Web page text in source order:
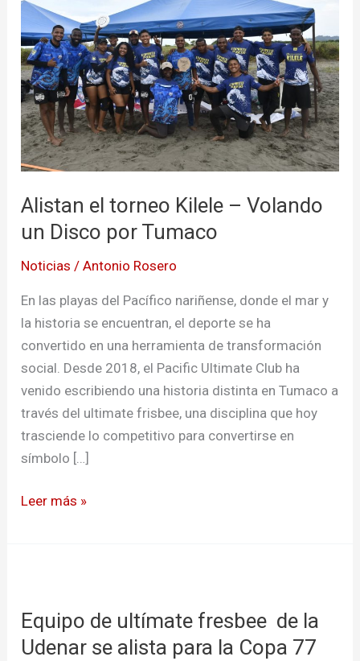
Alistan el torneo Kilele – Volando
un Disco por Tumaco
Noticias /Antonio Rosero
En las playas del Pacífico nariñense, donde el mar y
la historia se encuentran, el deporte se ha
convertido en una herramienta de transformación
social. Desde 2018, el Pacific Ultimate Club ha
venido escribiendo una historia distinta en Tumaco a
través del ultimate frisbee, una disciplina que hoy
trasciende lo competitivo para convertirse en
símbolo […]
torneo
Kilele
–
Volando
un
Disco
por
Tumaco
Leer más »
Equipo de ultímate fresbee de la
Udenar se alista para la Copa 77
ultímate
fresbee